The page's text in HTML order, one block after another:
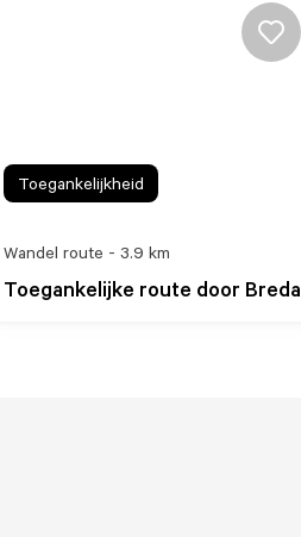
Toegankelijke route door Breda
Wandel route - 3.9 km
Toegankelijkheid